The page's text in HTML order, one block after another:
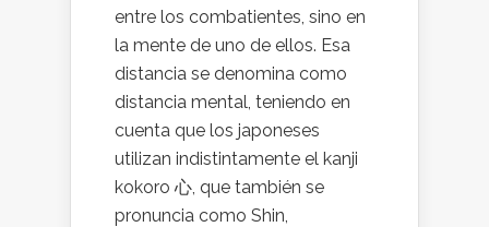
entre los combatientes, sino en
la mente de uno de ellos. Esa
distancia se denomina como
distancia mental, teniendo en
cuenta que los japoneses
utilizan indistintamente el kanji
kokoro 心, que también se
pronuncia como Shin,